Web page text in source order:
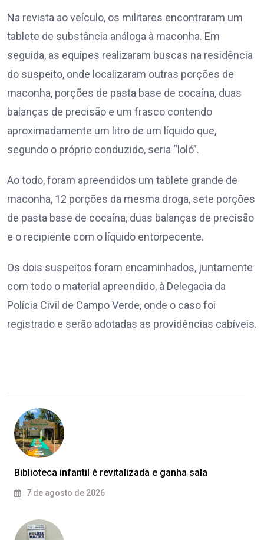
Na revista ao veículo, os militares encontraram um
tablete de substância análoga à maconha. Em
seguida, as equipes realizaram buscas na residência
do suspeito, onde localizaram outras porções de
maconha, porções de pasta base de cocaína, duas
balanças de precisão e um frasco contendo
aproximadamente um litro de um líquido que,
segundo o próprio conduzido, seria “loló”.
Ao todo, foram apreendidos um tablete grande de
maconha, 12 porções da mesma droga, sete porções
de pasta base de cocaína, duas balanças de precisão
e o recipiente com o líquido entorpecente.
Os dois suspeitos foram encaminhados, juntamente
com todo o material apreendido, à Delegacia da
Polícia Civil de Campo Verde, onde o caso foi
registrado e serão adotadas as providências cabíveis.
Biblioteca infantil é revitalizada e ganha sala
7 de agosto de 2026